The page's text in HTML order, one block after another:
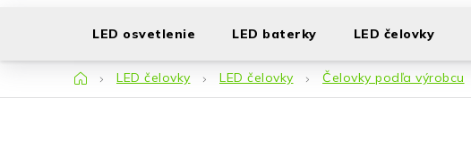
LED osvetlenie LED baterky LED čelovky
DomovLED čelovky LED čelovky Čelovky podľa výrobcu